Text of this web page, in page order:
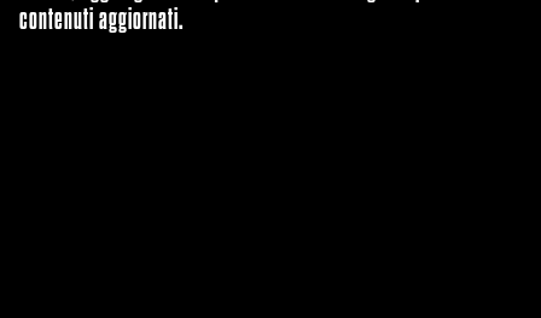
contenuti aggiornati.